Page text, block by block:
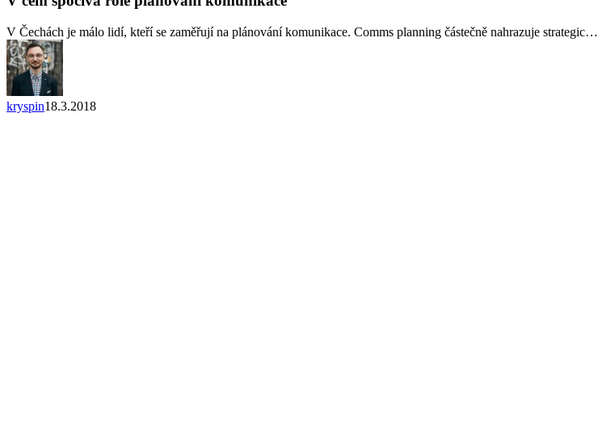
V Čechách je málo lidí, kteří se zaměřují na plánování komunikace. Comms planning částečně nahrazuje strategic…
kryspin18.3.2018